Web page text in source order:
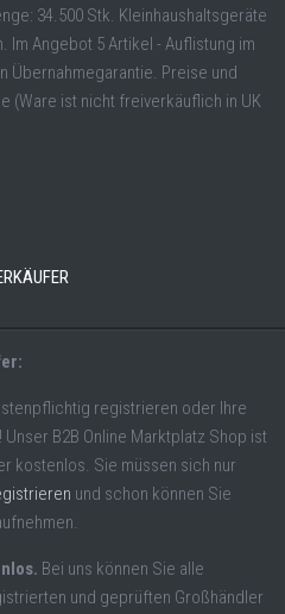
34.500 Stk. Kleinhaushaltsgeräte
Angebot 5 Artikel - Auflistung im
Übernahmegarantie. Preise und
(Ware ist nicht freiverkäuflich in UK
registrieren oder Ihre
B2B Online Marktplatz Shop ist
kostenlos. Sie müssen sich nur
und schon können Sie
Bei uns können Sie alle
und geprüften Großhändler